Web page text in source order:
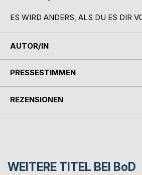
ES WIRD ANDERS, ALS DU ES DIR
AUTOR/IN
PRESSESTIMMEN
REZENSIONEN
WEITERE TITEL BEI BoD